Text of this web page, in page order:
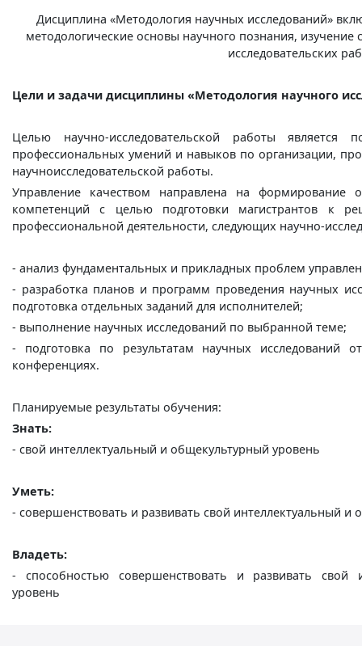
Дисциплина «Методология научных исследований»
методологические основы научного познания, изучение
исследовательских
Цели и задачи дисциплины «Методология научного
Целью научно-исследовательской работы является
профессиональных умений и навыков по организации,
научноисследовательской работы.
Управление качеством направлена на формирование
компетенций с целью подготовки магистрантов к
профессиональной деятельности, следующих научно-
- анализ фундаментальных и прикладных проблем
- разработка планов и программ проведения научных
подготовка отдельных заданий для исполнителей;
- выполнение научных исследований по выбранной теме;
- подготовка по результатам научных исследований
конференциях.
Планируемые результаты обучения:
Знать:
- свой интеллектуальный и общекультурный уровень
Уметь:
- совершенствовать и развивать свой интеллектуальный и
Владеть:
- способностью совершенствовать и развивать свой
уровень